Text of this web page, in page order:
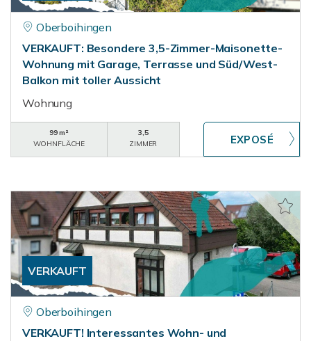
Oberboihingen
VERKAUFT: Besondere 3,5-Zimmer-Maisonette-
Wohnung mit Garage, Terrasse und Süd/West-
Balkon mit toller Aussicht
Wohnung
99 m²
WOHNFLÄCHE
3,5
ZIMMER
VERKAUFT
Oberboihingen
VERKAUFT! Interessantes Wohn- und